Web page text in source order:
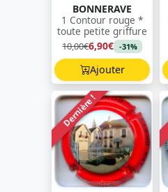
BONNERAVE
1 Contour rouge *
toute petite griffure
10,00€6,90€ -31%
Ajouter
Dernière !